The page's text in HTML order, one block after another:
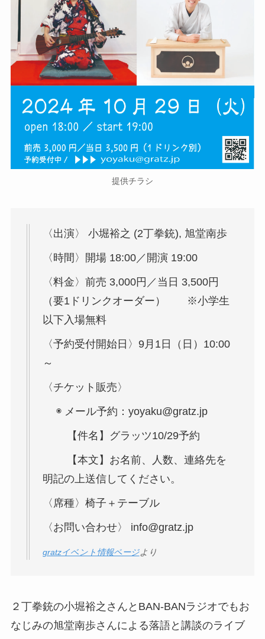
提供チラシ
〈出演〉 小堀裕之 (2丁拳銃), 旭堂南歩
〈時間〉開場 18:00／開演 19:00
〈料金〉前売 3,000円／当日 3,500円
（要1ドリンクオーダー） ※小学生
以下入場無料
〈予約受付開始日〉9月1日（日）10:00
～
〈チケット販売〉
◉ メール予約：yoyaku@gratz.jp
【件名】グラッツ10/29予約
【本文】お名前、人数、連絡先を
明記の上送信してください。
〈席種〉椅子＋テーブル
〈お問い合わせ〉 info@gratz.jp
gratzイベント情報ページより
２丁拳銃の小堀裕之さんとBAN-BANラジオでもお
なじみの旭堂南歩さんによる落語と講談のライブ